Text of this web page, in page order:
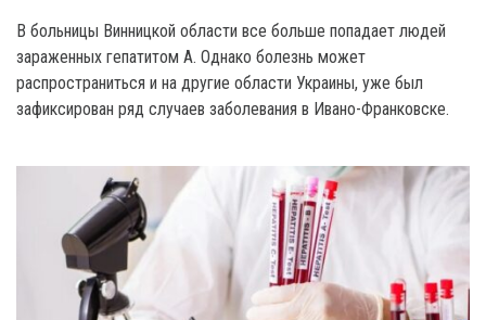
B больницы Винницкой области все больше попадает людей
зараженных гепатитом А. Однако болезнь может
распространиться и на другие области Украины, уже был
зафиксирован ряд случаев заболевания в Ивано-Франковске.